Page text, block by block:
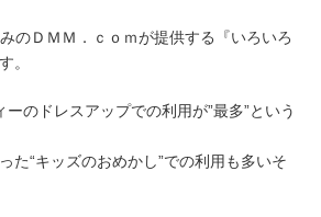
のＤＭＭ．ｃｏｍが提供する『いろいろ
。
のドレスアップでの利用が”最多”という
た“キッズのおめかし”での利用も多いそ